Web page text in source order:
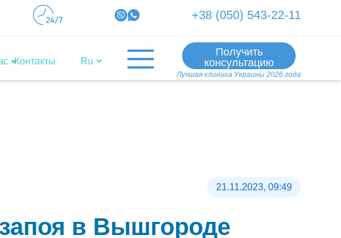
+38 (050) 543-22-11
Контакты
Получить
консультацию
Лучшая клиника Украины 2026 года
21.11.2023, 09:49
в Вышгороде